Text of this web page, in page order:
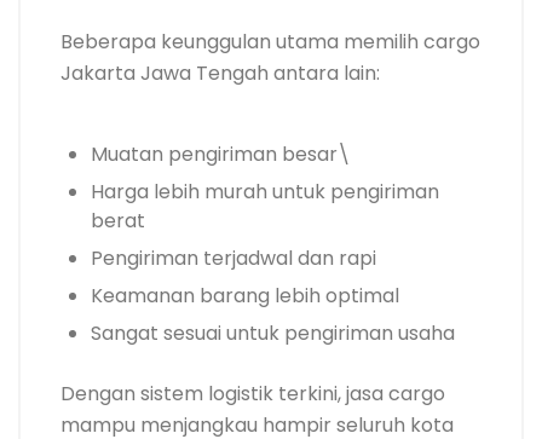
Beberapa keunggulan utama memilih cargo
Jakarta Jawa Tengah antara lain:
Muatan pengiriman besar\
Harga lebih murah untuk pengiriman
berat
Pengiriman terjadwal dan rapi
Keamanan barang lebih optimal
Sangat sesuai untuk pengiriman usaha
Dengan sistem logistik terkini, jasa cargo
mampu menjangkau hampir seluruh kota